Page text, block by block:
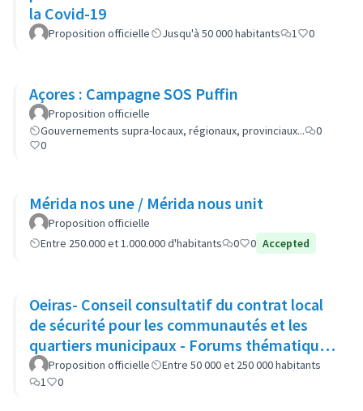
la Covid-19
Proposition officielle Jusqu'à 50 000 habitants 1 0
Açores : Campagne SOS Puffin
Proposition officielle
Gouvernements supra-locaux, régionaux, provinciaux...
0
0
Mérida nos une / Mérida nous unit
Proposition officielle
Entre 250.000 et 1.000.000 d'habitants
0 0 Accepted
Oeiras- Conseil consultatif du contrat local
de sécurité pour les communautés et les
quartiers municipaux - Forums thématiques
(CCCLS d'Oeiras)
Proposition officielle
Entre 50 000 et 250 000 habitants
1
0